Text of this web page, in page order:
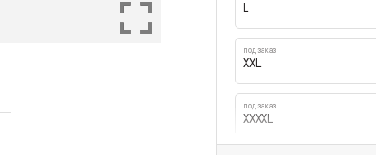
под заказ
XXL
под заказ
XXXXL